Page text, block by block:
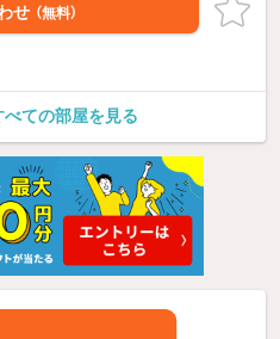
せ （無料）
ての部屋を見る